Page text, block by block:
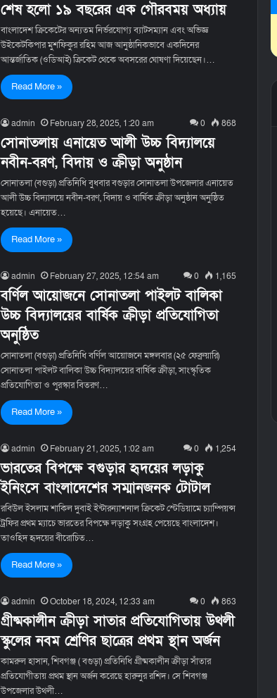
শেষ হলো ১৯ বছরের এক গৌরবময় অধ্যায়
বাংলাদেশ ক্রিকেটের অন্যতম নির্ভরযোগ্য ব্যাটসম্যান এবং অভিজ্ঞ
উইকেটকিপার মুশফিকুর রহিম আজ আনুষ্ঠানিকভাবে একদিনের
আন্তর্জাতিক (ওডিআই) ক্রিকেট থেকে অবসরের ঘোষণা দিয়েছেন।…
Read More »
admin February 28, 2025, 1:20 am 0 868
সোনাতলায় এনায়েত আলী উচ্চ বিদ্যালয়ে
নবীন-বরণ, বিদায় ও ক্রীড়া অনুষ্ঠান
সোনাতলা (বগুড়া) প্রতিনিধি বুধবার বগুড়ার সোনাতলা উপজেলার এনায়েত
আলী উচ্চ বিদ্যালয়ে নবীন-বরণ, বিদায় ও বার্ষিক ক্রীড়া অনুষ্ঠান অনুষ্ঠিত
হয়েছে। এনায়েত…
Read More »
admin February 27, 2025, 12:54 am 0 1,165
বর্ণিল আয়োজনে সোনাতলা পাইলট বালিকা
উচ্চ বিদ্যালয়ের বার্ষিক ক্রীড়া প্রতিযোগিতা
অনুষ্ঠিত
সোনাতলা (বগুড়া) প্রতিনিধি বর্ণিল আয়োজনে মঙ্গলবার (২৫ ফেব্রুয়ারি)
সোনাতলা পাইলট বালিকা উচ্চ বিদ্যালয়ের বার্ষিক ক্রীড়া, সাংস্কৃতিক
প্রতিযোগিতা ও পুরস্কার বিতরণ…
Read More »
admin February 21, 2025, 1:02 am 0 1,254
ভারতের বিপক্ষে বগুড়ার হৃদয়ের লড়াকু
ইনিংসে বাংলাদেশের সম্মানজনক টোটাল
রবিউল ইসলাম শাকিল দুবাই ইন্টারন্যাশনাল ক্রিকেট স্টেডিয়ামে চ্যাম্পিয়ন্স
ট্রফির প্রথম ম্যাচে ভারতের বিপক্ষে লড়াকু সংগ্রহ পেয়েছে বাংলাদেশ।
তাওহিদ হৃদয়ের বীরোচিত…
Read More »
admin October 18, 2024, 12:33 am 0 863
গ্রীষ্মকালীন ক্রীড়া সাতার প্রতিযোগিতায় উথলী
স্কুলের নবম শ্রেণির ছাত্রের প্রথম স্থান অর্জন
কামরুল হাসান, শিবগঞ্জ ( বগুড়া) প্রতিনিধি গ্রীষ্মকালীন ক্রীড়া সাঁতার
প্রতিযোগীতায় প্রথম স্থান অর্জন করেছে হারুনুর রশিদ। সে শিবগঞ্জ
উপজেলার উথলী…